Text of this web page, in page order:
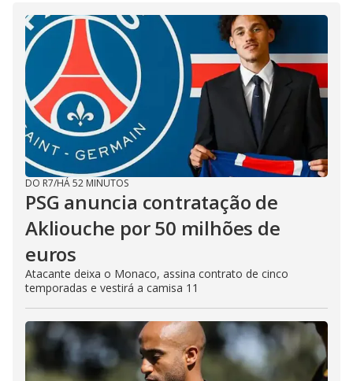
DO R7/HÁ 52 MINUTOS
PSG anuncia contratação de
Akliouche por 50 milhões de
euros
Atacante deixa o Monaco, assina contrato de cinco
temporadas e vestirá a camisa 11